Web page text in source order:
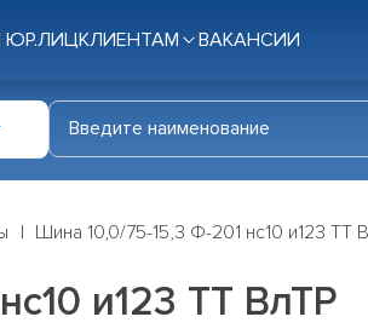
ЮР.ЛИЦКЛИЕНТАМ ВАКАНСИИ
Шина 10,0/75-15,3 Ф-201 нс10 и123 ТТ
и123 ТТ ВлТР